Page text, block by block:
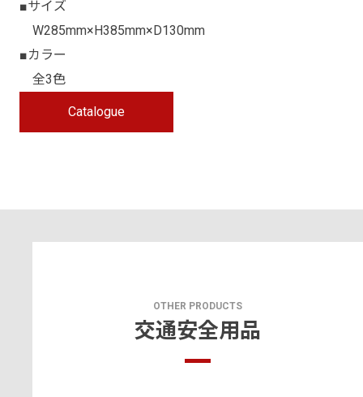
■サイズ
W285mm×H385mm×D130mm
■カラー
全3色
Catalogue
OTHER PRODUCTS
交通安全用品